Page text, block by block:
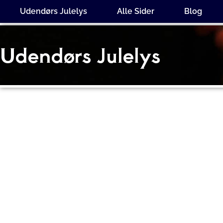
Udendørs Julelys Alle Sider Blog
Udendørs Julelys